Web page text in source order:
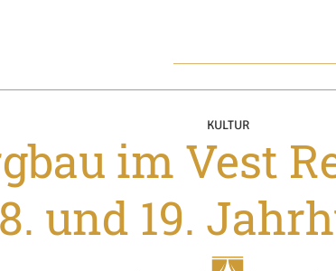
KULTUR
im Vest
und 19.